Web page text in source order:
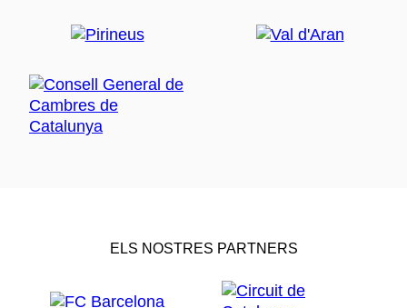
ELS NOSTRES PARTNERS